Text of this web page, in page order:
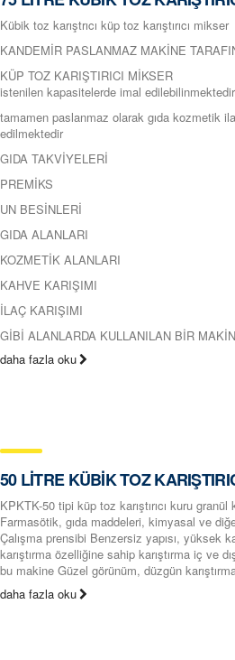
Kübik toz karıştrıcı küp toz karıştırıcı mikser
KANDEMİR PASLANMAZ MAKİNE
KÜP TOZ KARIŞTIRICI MİKSER
istenilen kapasitelerde imal edilebilinmektedir
tamamen paslanmaz olarak gıda kozmetik
edilmektedir
GIDA TAKVİYELERİ
PREMİKS
UN BESİNLERİ
GIDA ALANLARI
KOZMETİK ALANLARI
KAHVE KARIŞIMI
İLAÇ KARIŞIMI
GİBİ ALANLARDA KULLANILAN BİR
daha fazla oku
50 LİTRE KÜBİK TOZ
KPKTK-50 tipi küp toz karıştırıcı kuru granül
Farmasötik, gıda maddeleri, kimyasal ve
Çalışma prensibi Benzersiz yapısı, yüksek
karıştırma özelliğine sahip karıştırma iç ve
bu makine Güzel görünüm, düzgün
daha fazla oku